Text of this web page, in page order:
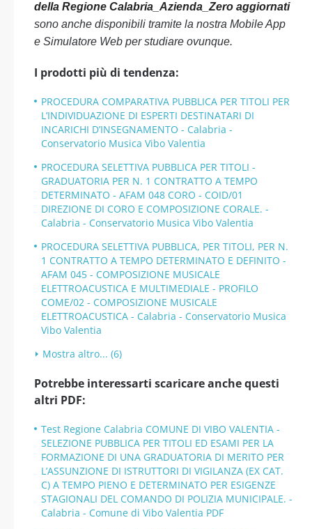
della Regione Calabria_Azienda_Zero aggiornati
sono anche disponibili tramite la nostra Mobile App
e Simulatore Web per studiare ovunque.
I prodotti più di tendenza:
PROCEDURA COMPARATIVA PUBBLICA PER TITOLI PER
L’INDIVIDUAZIONE DI ESPERTI DESTINATARI DI
INCARICHI D’INSEGNAMENTO - Calabria -
Conservatorio Musica Vibo Valentia
PROCEDURA SELETTIVA PUBBLICA PER TITOLI -
GRADUATORIA PER N. 1 CONTRATTO A TEMPO
DETERMINATO - AFAM 048 CORO - COID/01
DIREZIONE DI CORO E COMPOSIZIONE CORALE. -
Calabria - Conservatorio Musica Vibo Valentia
PROCEDURA SELETTIVA PUBBLICA, PER TITOLI, PER N.
1 CONTRATTO A TEMPO DETERMINATO E DEFINITO -
AFAM 045 - COMPOSIZIONE MUSICALE
ELETTROACUSTICA E MULTIMEDIALE - PROFILO
COME/02 - COMPOSIZIONE MUSICALE
ELETTROACUSTICA - Calabria - Conservatorio Musica
Vibo Valentia
Mostra altro... (6)
Potrebbe interessarti scaricare anche questi
altri PDF:
Test Regione Calabria COMUNE DI VIBO VALENTIA -
SELEZIONE PUBBLICA PER TITOLI ED ESAMI PER LA
FORMAZIONE DI UNA GRADUATORIA DI MERITO PER
L’ASSUNZIONE DI ISTRUTTORI DI VIGILANZA (EX CAT.
C) A TEMPO PIENO E DETERMINATO PER ESIGENZE
STAGIONALI DEL COMANDO DI POLIZIA MUNICIPALE. -
Calabria - Comune di Vibo Valentia PDF